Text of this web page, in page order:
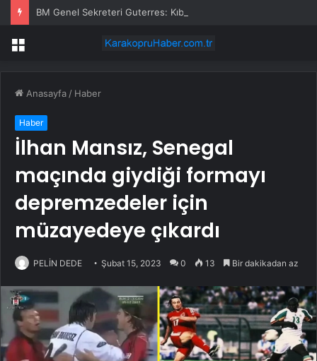
Menü
Anasayfa / Haber
Haber
İlhan Mansız, Senegal
maçında giydiği formayı
depremzedeler için
müzayedeye çıkardı
PELİN DEDE Şubat 15, 2023 0 13 Bir dakikadan az